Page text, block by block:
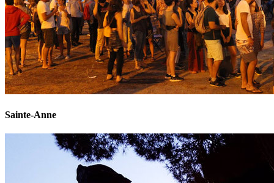
Sainte-Anne